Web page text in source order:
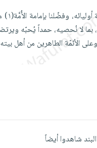
بما لا نُحصيه، حمداً يُحبّه
الأئمّة الطاهرين من أهل بيته
شاهدوا أيضاً